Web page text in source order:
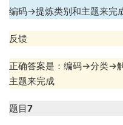
编码→提炼类别和主题来完
反馈
正确答案是：编码→分类→
主题来完成
题目7